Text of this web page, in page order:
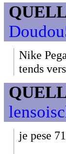
Nike
tends
je pese